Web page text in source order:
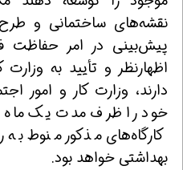
نقشه‌های ساختمانی و
پیش‌بینی در امر حفاظت
اظهارنظر و تأیید به
دارند، وزارت کار و امور
خود را ظرف مدت یک ماه
کارگاه‌های مذکور منوط
بهداشتی خواهد بود.